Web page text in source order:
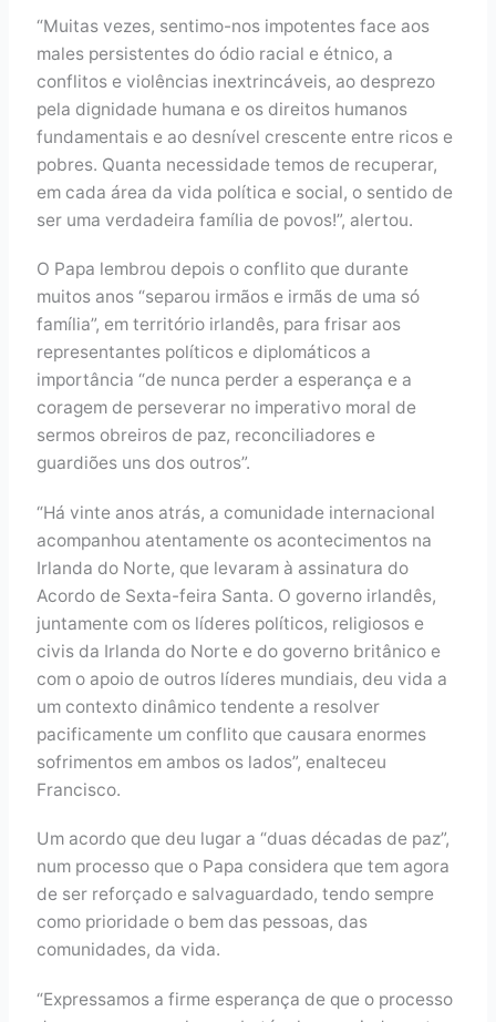
“Muitas vezes, sentimo-nos impotentes face aos
males persistentes do ódio racial e étnico, a
conflitos e violências inextrincáveis, ao desprezo
pela dignidade humana e os direitos humanos
fundamentais e ao desnível crescente entre ricos e
pobres. Quanta necessidade temos de recuperar,
em cada área da vida política e social, o sentido de
ser uma verdadeira família de povos!”, alertou.
O Papa lembrou depois o conflito que durante
muitos anos “separou irmãos e irmãs de uma só
família”, em território irlandês, para frisar aos
representantes políticos e diplomáticos a
importância “de nunca perder a esperança e a
coragem de perseverar no imperativo moral de
sermos obreiros de paz, reconciliadores e
guardiões uns dos outros”.
“Há vinte anos atrás, a comunidade internacional
acompanhou atentamente os acontecimentos na
Irlanda do Norte, que levaram à assinatura do
Acordo de Sexta-feira Santa. O governo irlandês,
juntamente com os líderes políticos, religiosos e
civis da Irlanda do Norte e do governo britânico e
com o apoio de outros líderes mundiais, deu vida a
um contexto dinâmico tendente a resolver
pacificamente um conflito que causara enormes
sofrimentos em ambos os lados”, enalteceu
Francisco.
Um acordo que deu lugar a “duas décadas de paz”,
num processo que o Papa considera que tem agora
de ser reforçado e salvaguardado, tendo sempre
como prioridade o bem das pessoas, das
comunidades, da vida.
“Expressamos a firme esperança de que o processo